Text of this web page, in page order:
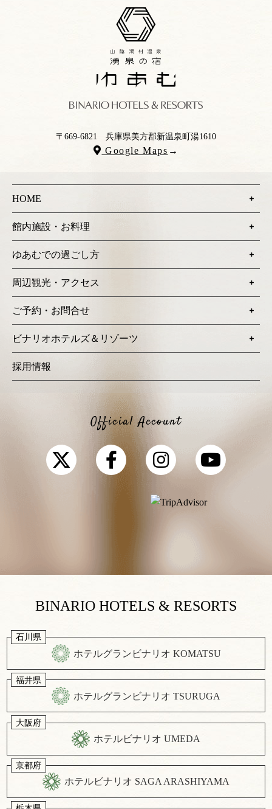
〒669-6821 兵庫県美方郡新温泉町湯1610
Google Maps →
HOME
館内施設・お料理
ゆあむでの過ごし方
周辺観光・アクセス
ご予約・お問合せ
ビナリオホテルズ＆リゾーツ
採用情報
Official Account
BINARIO HOTELS & RESORTS
石川県
ホテルグランビナリオ KOMATSU
福井県
ホテルグランビナリオ TSURUGA
大阪府
ホテルビナリオ UMEDA
京都府
ホテルビナリオ SAGA ARASHIYAMA